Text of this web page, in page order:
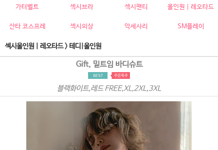
가터벨트 섹시브라 섹시팬티 올인원 | 레오타드
산타 코스프레 섹시의상 악세사리 SM플레이
섹시올인원 | 레오타드> 테디|올인원
Gift, 밑트임 바디슈트
블랙화이트,레드 FREE,XL,2XL,3XL